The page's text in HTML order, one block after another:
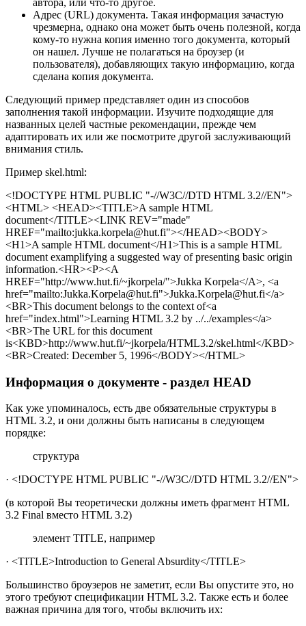
Адрес (URL) документа. Такая информация зачастую
чрезмерна, однако она может быть очень полезной, когда
кому-то нужна копия именно того документа, который
он нашел. Лучше не полагаться на броузер (и
пользователя), добавляющих такую информацию, когда
сделана копия документа.
Следующий пример представляет один из способов
заполнения такой информации. Изучите подходящие для
названных целей частные рекомендации, прежде чем
адаптировать их или же посмотрите другой заслуживающий
внимания стиль.
Пример skel.html:
<!DOCTYPE HTML PUBLIC "-//W3C//DTD HTML 3.2//EN">
<HTML> <HEAD><TITLE>A sample HTML
document</TITLE><LINK REV="made"
HREF="mailto:jukka.korpela@hut.fi"></HEAD><BODY>
<H1>A sample HTML document</H1>This is a sample HTML
document examplifying a suggested way of presenting basic origin
information.<HR><P><A
HREF="http://www.hut.fi/~jkorpela/">Jukka Korpela</A>, <a
href="mailto:Jukka.Korpela@hut.fi">Jukka.Korpela@hut.fi</a>
<BR>This document belongs to the context of<a
href="index.html">Learning HTML 3.2 by ../../examples</a>
<BR>The URL for this document
is<KBD>http://www.hut.fi/~jkorpela/HTML3.2/skel.html</KBD>
<BR>Created: December 5, 1996</BODY></HTML>
Информация о документе - раздел HEAD
Как уже упоминалось, есть две обязательные структуры в
HTML 3.2, и они должны быть написаны в следующем
порядке:
структура
· <!DOCTYPE HTML PUBLIC "-//W3C//DTD HTML 3.2//EN">
(в которой Вы теоретически должны иметь фрагмент HTML
3.2 Final вместо HTML 3.2)
элемент TITLE, например
· <TITLE>Introduction to General Absurdity</TITLE>
Большинство броузеров не заметит, если Вы опустите это, но
этого требуют спецификации HTML 3.2. Также есть и более
важная причина для того, чтобы включить их: